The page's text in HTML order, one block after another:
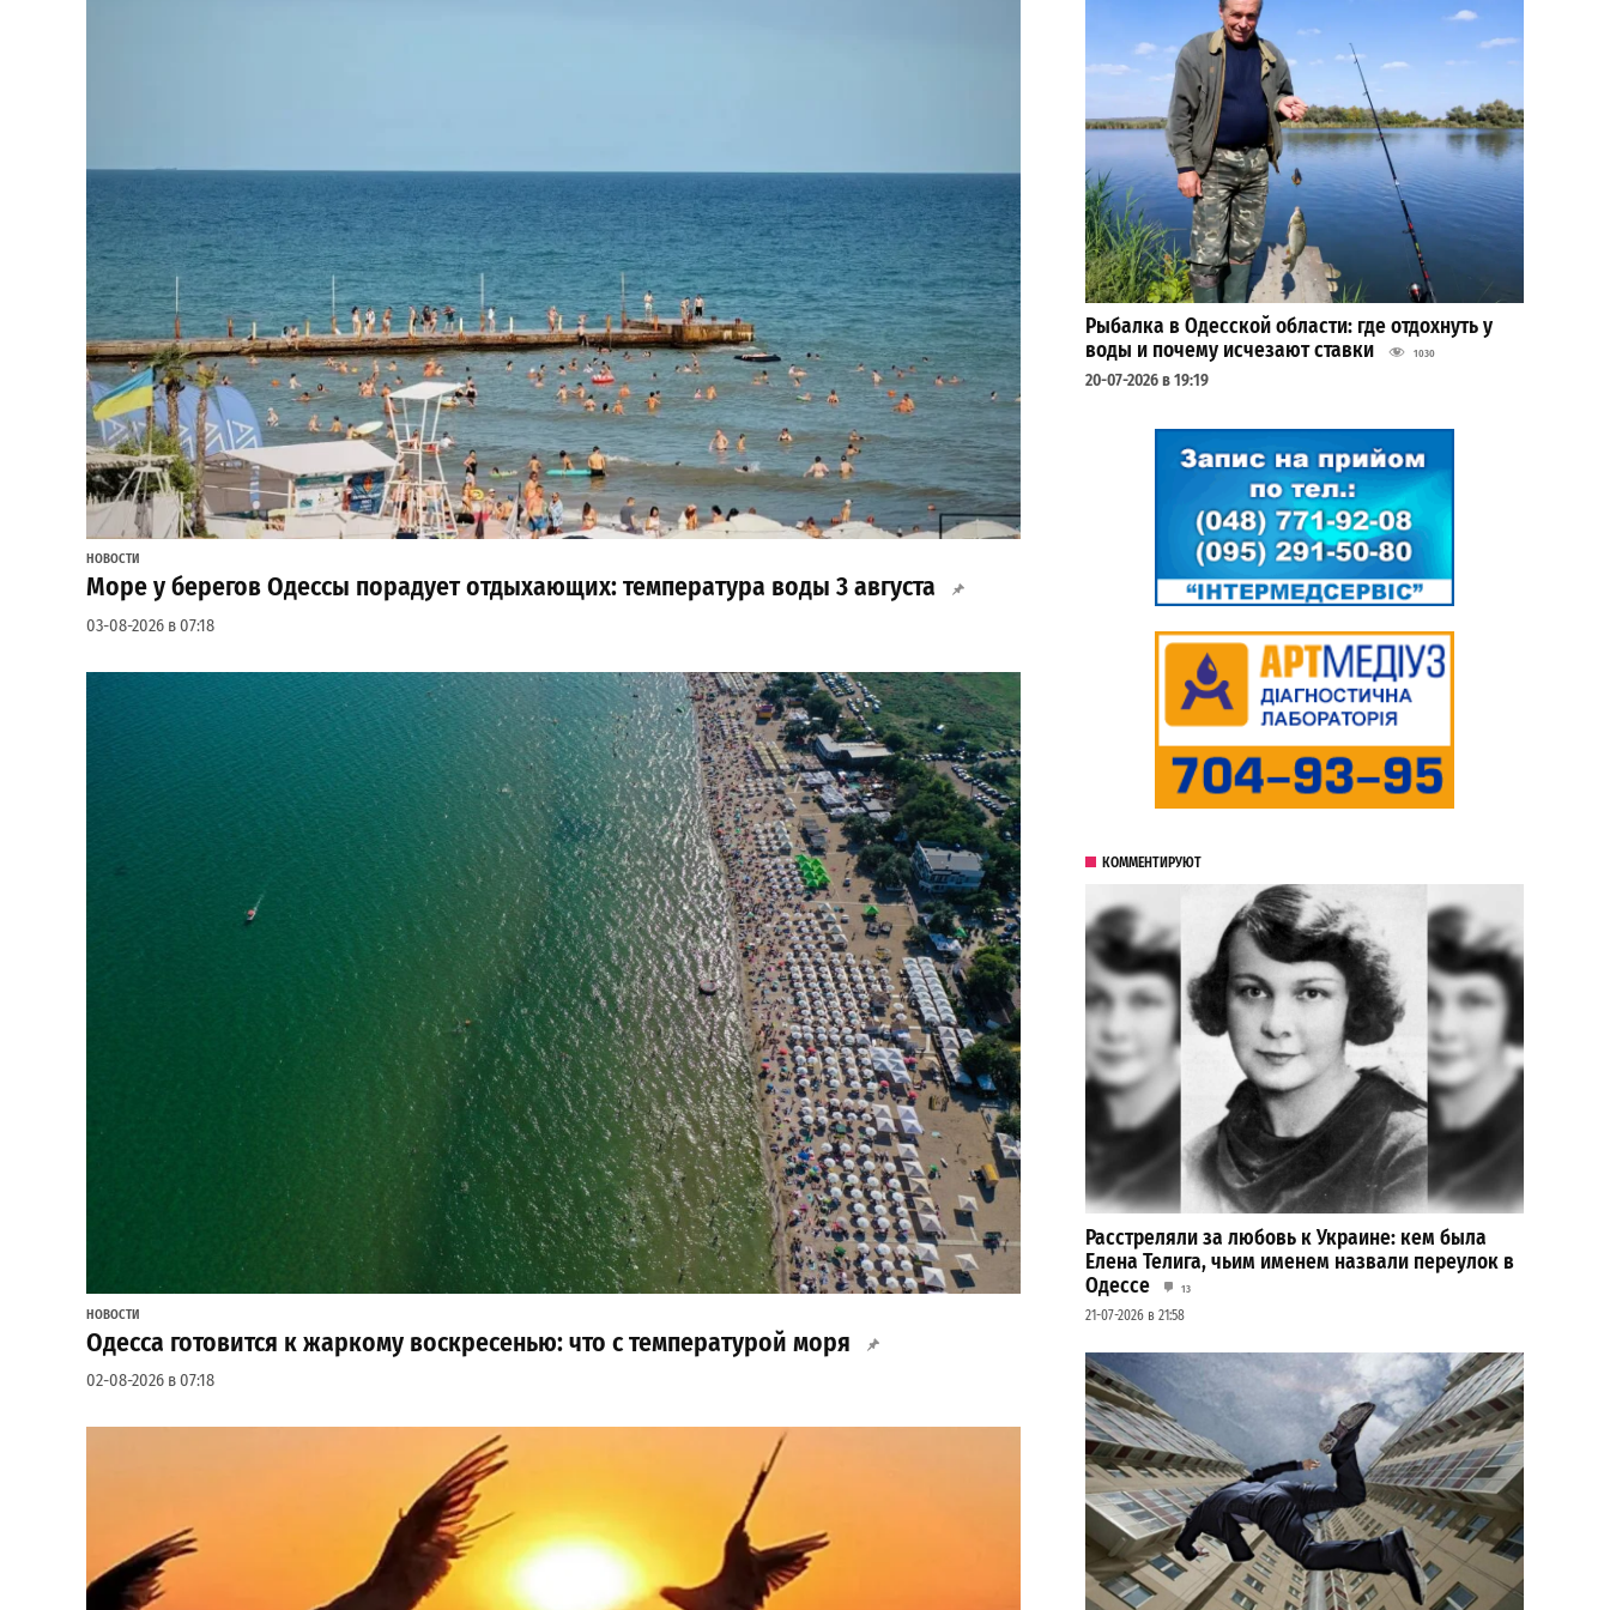
НОВОСТИ
Море у берегов Одессы порадует отдыхающих: температура воды 3 августа
03-08-2026 в 07:18
НОВОСТИ
Одесса готовится к жаркому воскресенью: что с температурой моря
02-08-2026 в 07:18
Рыбалка в Одесской области: где отдохнуть у
воды и почему исчезают ставки
1030
20-07-2026 в 19:19
КОММЕНТИРУЮТ
Расстреляли за любовь к Украине: кем была
Елена Телига, чьим именем назвали переулок в
Одессе
13
21-07-2026 в 21:58